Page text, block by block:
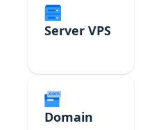
Server VPS
Domain